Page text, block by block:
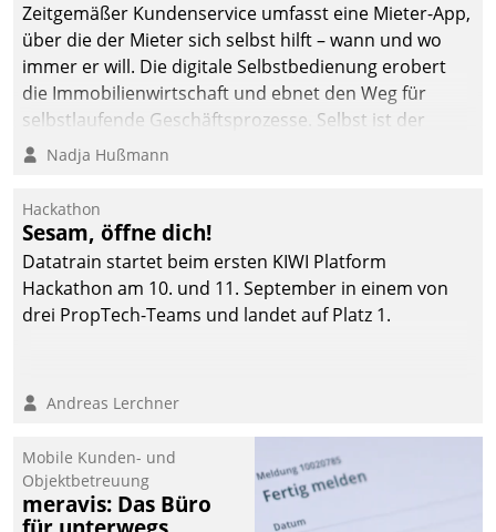
Zeitgemäßer Kundenservice umfasst eine Mieter-App,
über die der Mieter sich selbst hilft – wann und wo
immer er will. Die digitale Selbstbedienung erobert
die Immobilienwirtschaft und ebnet den Weg für
selbstlaufende Geschäftsprozesse. Selbst ist der
Kunde und smart der Serviceanbieter.
Nadja Hußmann
Hackathon
Sesam, öffne dich!
Datatrain startet beim ersten KIWI Platform
Hackathon am 10. und 11. September in einem von
drei PropTech-Teams und landet auf Platz 1.
Andreas Lerchner
Mobile Kunden- und
Objektbetreuung
meravis: Das Büro